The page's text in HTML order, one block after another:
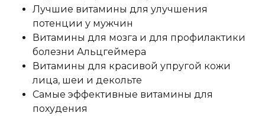
Лучшие витамины для улучшения
потенции у мужчин
Витамины для мозга и для профилактики
болезни Альцгеймера
Витамины для красивой упругой кожи
лица, шеи и декольте
Самые эффективные витамины для
похудения